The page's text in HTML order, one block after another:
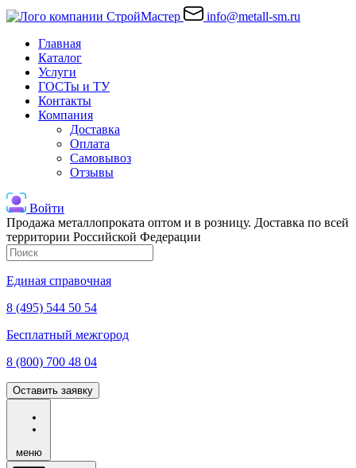
info@metall-sm.ru
Главная
Каталог
Услуги
ГОСТы и ТУ
Контакты
Компания
Доставка
Оплата
Самовывоз
Отзывы
Войти
Продажа металлопроката оптом и в розницу. Доставка по всей
территории Российской Федерации
Единая справочная
8 (495) 544 50 54
Бесплатный межгород
8 (800) 700 48 04
Оставить заявку
меню